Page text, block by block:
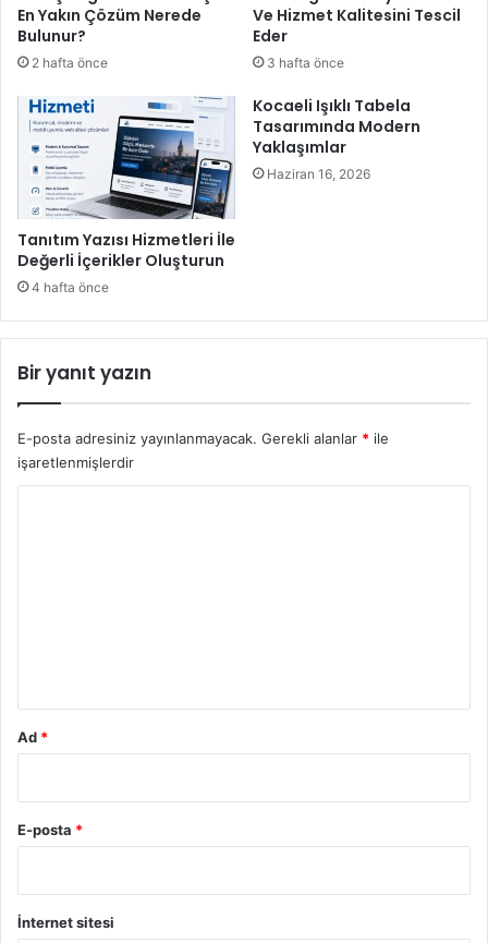
En Yakın Çözüm Nerede
Bulunur?
2 hafta önce
Ve Hizmet Kalitesini Tescil
Eder
3 hafta önce
Tanıtım Yazısı Hizmetleri İle
Değerli İçerikler Oluşturun
4 hafta önce
Kocaeli Işıklı Tabela
Tasarımında Modern
Yaklaşımlar
Haziran 16, 2026
Bir yanıt yazın
E-posta adresiniz yayınlanmayacak. Gerekli alanlar * ile
işaretlenmişlerdir
Ad *
E-posta *
İnternet sitesi